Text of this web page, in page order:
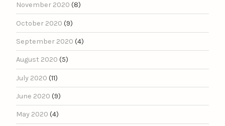
November 2020 (8)
October 2020 (9)
September 2020 (4)
August 2020 (5)
July 2020 (11)
June 2020 (9)
May 2020 (4)